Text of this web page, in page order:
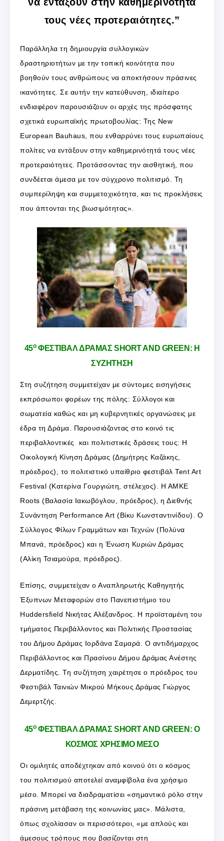
τους νέες προτεραιότητες.”
Παράλληλα τη δημιουργία συλλογικών
δραστηριοτήτων με την τοπική κοινότητα που
βοηθούν τους ανθρώπους να αποκτήσουν πράσινες
ικανότητες. Σε αυτήν την κατεύθυνση, ιδιαίτερο
ενδιαφέρον παρουσιάζουν οι αρχές της πρόσφατης
σχετικά ευρωπαϊκής πρωτοβουλίας: Της New
European Bauhaus, που ενθαρρύνει τους ευρωπαίους
πολίτες να εντάξουν στην καθημερινότητά τους νέες
προτεραιότητες. Προτάσσοντας την αισθητική, που
συνδέεται άμεσα με τον σύγχρονο πολιτισμό. Τη
συμπερίληψη και συμμετοχικότητα, και τις προκλήσεις
που άπτονται της βιωσιμότητας».
45οΦΕΣΤΙΒΑΛ ΔΡΑΜΑΣ SHORT AND GREEN: Η
ΣΥΖΗΤΗΣΗ
Στη συζήτηση συμμετείχαν με σύντομες εισηγήσεις
εκπρόσωποι φορέων της πόλης: Σύλλογοι και
σωματεία καθώς και μη κυβερνητικές οργανώσεις με
έδρα τη Δράμα. Παρουσιάζοντας στο κοινό τις
περιβαλλοντικές και πολιτιστικές δράσεις τους: Η
Οικολογική Κίνηση Δράμας (Δημήτρης Καζάκης,
πρόεδρος), το πολιτιστικό υπαίθριο φεστιβάλ Tent Art
Festival (Κατερίνα Γουργιώτη, στέλεχος). Η ΑΜΚΕ
Roots (Βαλασία Ιακωβόγλου, πρόεδρος), η Διεθνής
Συνάντηση Performance Art (Βίκυ Κωνσταντινίδου). Ο
Σύλλογος Φίλων Γραμμάτων και Τεχνών (Πολύνα
Μπανά, πρόεδρος) και η Ένωση Κυριών Δράμας
(Αλίκη Τσιαμούρα, πρόεδρος).
Επίσης, συμμετείχαν ο Αναπληρωτής Καθηγητής
Έξυπνων Μεταφορών στο Πανεπιστήμιο του
Huddersfield Νικήτας Αλέξανδρος. Η προϊσταμένη του
τμήματος Περιβάλλοντος και Πολιτικής Προστασίας
του Δήμου Δράμας Ιορδάνα Σαμαρά. Ο αντιδήμαρχος
Περιβάλλοντος και Πρασίνου Δήμου Δράμας Ανέστης
Δερματίδης. Τη συζήτηση χαιρέτησε ο πρόεδρος του
Φεστιβάλ Ταινιών Μικρού Μήκους Δράμας Γιώργος
Δεμερτζής.
45οΦΕΣΤΙΒΑΛ ΔΡΑΜΑΣ SHORT AND GREEN: Ο
ΚΟΣΜΟΣ ΧΡΗΣΙΜΟ ΜΕΣΟ
Οι ομιλητές αποδέχτηκαν από κοινού ότι ο κόσμος
του πολιτισμού αποτελεί αναμφίβολα ένα χρήσιμο
μέσο. Μπορεί να διαδραματίσει «σημαντικό ρόλο στην
πράσινη μετάβαση της κοινωνίας μας». Μάλιστα,
όπως σχολίασαν οι περισσότεροι, «με απλούς και
άμεσους τρόπους που βασίζονται στη